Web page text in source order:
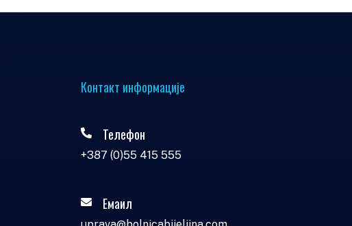
Контакт информације
Телефон
+387 (0)55 415 555
Емаил